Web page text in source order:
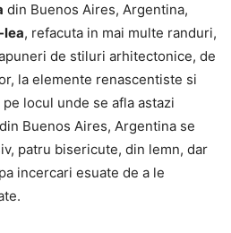
din Buenos Aires, Argentina,
lea, refacuta in mai multe randuri,
de stiluri arhitectonice, de
la elemente renascentiste si
locul unde se afla astazi
Buenos Aires, Argentina se
patru bisericute, din lemn, dar
incercari esuate de a le